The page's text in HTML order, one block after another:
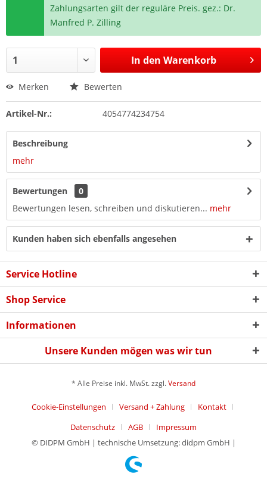
Zahlungsarten gilt der reguläre Preis. gez.: Dr.
Manfred P. Zilling
In den Warenkorb
Merken Bewerten
Artikel-Nr.: 4054774234754
Beschreibung
mehr
Bewertungen
0
Bewertungen lesen, schreiben und diskutieren... mehr
Kunden haben sich ebenfalls angesehen
Service Hotline
Shop Service
Informationen
Unsere Kunden mögen was wir tun
* Alle Preise inkl. MwSt. zzgl.Versand
Cookie-Einstellungen Versand + Zahlung
Kontakt
Datenschutz
AGB
Impressum
© DIDPM GmbH | technische Umsetzung: didpm GmbH |